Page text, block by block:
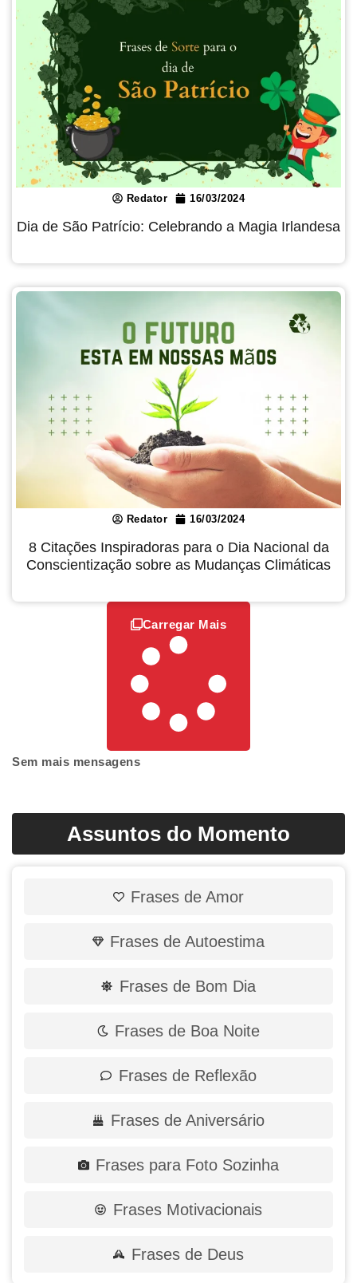
Redator 16/03/2024
Dia de São Patrício: Celebrando a Magia Irlandesa
Redator 16/03/2024
8 Citações Inspiradoras para o Dia Nacional da
Conscientização sobre as Mudanças Climáticas
Carregar Mais
Sem mais mensagens
Assuntos do Momento
Frases de Amor
Frases de Autoestima
Frases de Bom Dia
Frases de Boa Noite
Frases de Reflexão
Frases de Aniversário
Frases para Foto Sozinha
Frases Motivacionais
Frases de Deus